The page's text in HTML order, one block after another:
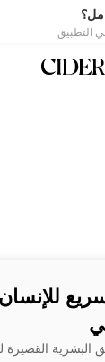
البشرية القصيرة